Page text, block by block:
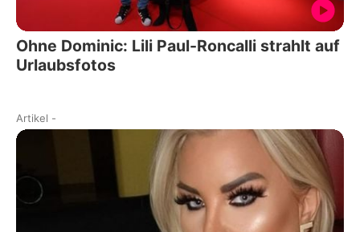
Ohne Dominic: Lili Paul-Roncalli strahlt auf
Urlaubsfotos
Artikel -